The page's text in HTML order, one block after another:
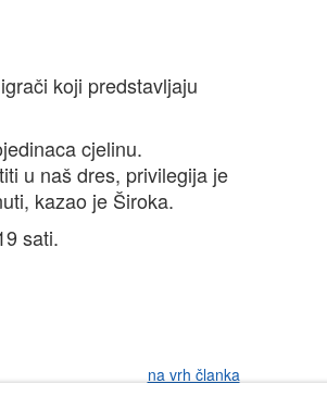
koji predstavljaju
cjelinu.
u naš dres, privilegija je
kazao je Široka.
sati.
na vrh članka